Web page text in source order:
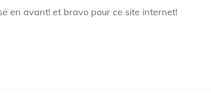
en avant! et bravo pour ce site internet!